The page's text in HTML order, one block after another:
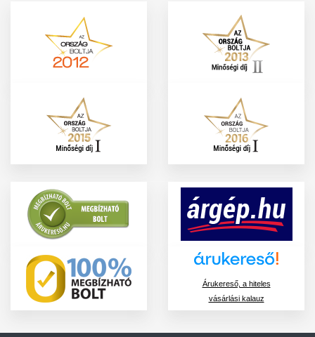
Árukereső, a hiteles
vásárlási kalauz